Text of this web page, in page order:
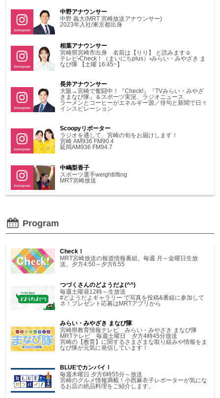
中野アナウンサー
中野 義大(MRT 宮崎放送アナウンサー)
2023年入社/東京都出身
相葉アナウンサー
宮崎県宮崎市出身 名前は【りり】 と読みます☺︎︎︎︎
テレビ▫Check！（まいにちplus）▫みらい・みやざき ま
なび隊 【土曜 16:45~】
長井アナウンサー
大阪→宮崎で奮闘中！『Check!』『TVみらい・みやざ
きまなび隊』＆スポーツ実況、ラジオニュース
ラーメンとコーヒーがエネルギー源／俳句と新聞で日々
インスピレーション
Scoopyリポーター
ラジオを通して、宮崎の旬をお届けします！
宮崎 AM936 FM90.4
延岡AM936 FM94.7
中嶋梨香子
スポーツ選手weightlifting
MRT宮崎放送
Program
Check！
MRT宮崎放送の報道情報番組。毎週 月～金曜日生放
送。夕方4:50～夕方6:55
つづくさんのどようだよ(^^)
毎週土曜昼12時～生放送
#どようだよギャラリー で写真を投稿&番組に参加して
ネ！プレゼント応募はMRTアプリから
みらい・みやざき まなび隊
宮崎県教育情報テレビ みらい・みやざき まなび隊
MRTテレビ 毎週土曜日 夕方4時45分放送
宮崎の【教育】に関するさまざまな取り組みや情報をま
なび隊が元気に発信しています！
BLUEでカンパイ！
毎週木曜日 夕方6時55分～放送
宮崎のグルメ情報満載！小西麻衣子レポーターが気にな
るお店の絶品料理をご紹介します。